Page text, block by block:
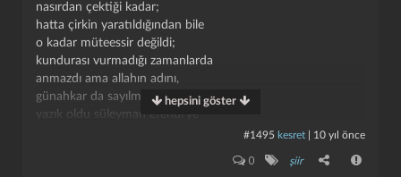
nasırdan çektiği kadar;
hatta çirkin yaratıldığından bile
o kadar müteessir değildi;
kundurası vurmadığı zamanlarda
anmazdı ama allahın adını,
günahkar da sayılmazdı.
yazık oldu süleyman efendi'ye
hepsini göster
#1495 kesret 10 yıl önce
0 şiir
kapat kaydet